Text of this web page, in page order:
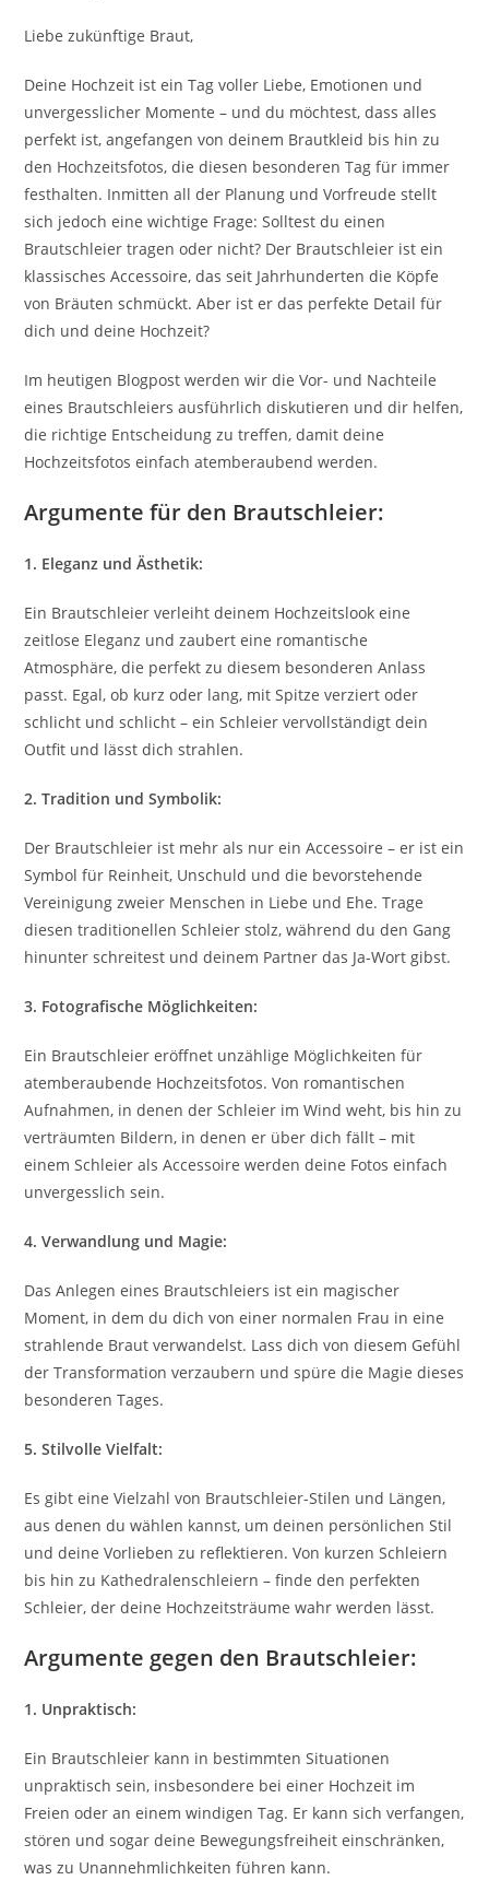
Liebe zukünftige Braut,
Deine Hochzeit ist ein Tag voller Liebe, Emotionen und
unvergesslicher Momente – und du möchtest, dass alles
perfekt ist, angefangen von deinem Brautkleid bis hin zu
den Hochzeitsfotos, die diesen besonderen Tag für immer
festhalten. Inmitten all der Planung und Vorfreude stellt
sich jedoch eine wichtige Frage: Solltest du einen
Brautschleier tragen oder nicht? Der Brautschleier ist ein
klassisches Accessoire, das seit Jahrhunderten die Köpfe
von Bräuten schmückt. Aber ist er das perfekte Detail für
dich und deine Hochzeit?
Im heutigen Blogpost werden wir die Vor- und Nachteile
eines Brautschleiers ausführlich diskutieren und dir helfen,
die richtige Entscheidung zu treffen, damit deine
Hochzeitsfotos einfach atemberaubend werden.
Argumente für den Brautschleier:
1. Eleganz und Ästhetik:
Ein Brautschleier verleiht deinem Hochzeitslook eine
zeitlose Eleganz und zaubert eine romantische
Atmosphäre, die perfekt zu diesem besonderen Anlass
passt. Egal, ob kurz oder lang, mit Spitze verziert oder
schlicht und schlicht – ein Schleier vervollständigt dein
Outfit und lässt dich strahlen.
2. Tradition und Symbolik:
Der Brautschleier ist mehr als nur ein Accessoire – er ist ein
Symbol für Reinheit, Unschuld und die bevorstehende
Vereinigung zweier Menschen in Liebe und Ehe. Trage
diesen traditionellen Schleier stolz, während du den Gang
hinunter schreitest und deinem Partner das Ja-Wort gibst.
3. Fotografische Möglichkeiten:
Ein Brautschleier eröffnet unzählige Möglichkeiten für
atemberaubende Hochzeitsfotos. Von romantischen
Aufnahmen, in denen der Schleier im Wind weht, bis hin zu
verträumten Bildern, in denen er über dich fällt – mit
einem Schleier als Accessoire werden deine Fotos einfach
unvergesslich sein.
4. Verwandlung und Magie:
Das Anlegen eines Brautschleiers ist ein magischer
Moment, in dem du dich von einer normalen Frau in eine
strahlende Braut verwandelst. Lass dich von diesem Gefühl
der Transformation verzaubern und spüre die Magie dieses
besonderen Tages.
5. Stilvolle Vielfalt:
Es gibt eine Vielzahl von Brautschleier-Stilen und Längen,
aus denen du wählen kannst, um deinen persönlichen Stil
und deine Vorlieben zu reflektieren. Von kurzen Schleiern
bis hin zu Kathedralenschleiern – finde den perfekten
Schleier, der deine Hochzeitsträume wahr werden lässt.
Argumente gegen den Brautschleier:
1. Unpraktisch:
Ein Brautschleier kann in bestimmten Situationen
unpraktisch sein, insbesondere bei einer Hochzeit im
Freien oder an einem windigen Tag. Er kann sich verfangen,
stören und sogar deine Bewegungsfreiheit einschränken,
was zu Unannehmlichkeiten führen kann.